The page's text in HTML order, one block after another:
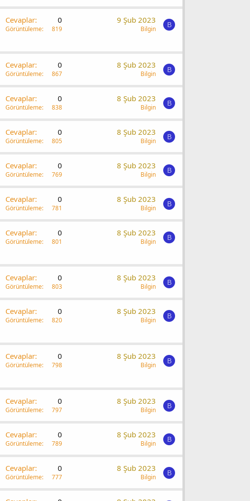
Cevaplar 0
Görüntüleme 819
9 Şub 2023
Bilgin B
Cevaplar 0
Görüntüleme 867
8 Şub 2023
Bilgin B
Cevaplar 0
Görüntüleme 838
8 Şub 2023
Bilgin B
Cevaplar 0
Görüntüleme 805
8 Şub 2023
Bilgin B
Cevaplar 0
Görüntüleme 769
8 Şub 2023
Bilgin B
Cevaplar 0
Görüntüleme 781
8 Şub 2023
Bilgin B
Cevaplar 0
Görüntüleme 801
8 Şub 2023
Bilgin B
Cevaplar 0
Görüntüleme 803
8 Şub 2023
Bilgin B
Cevaplar 0
Görüntüleme 820
8 Şub 2023
Bilgin B
Cevaplar 0
Görüntüleme 798
8 Şub 2023
Bilgin B
Cevaplar 0
Görüntüleme 797
8 Şub 2023
Bilgin B
Cevaplar 0
Görüntüleme 789
8 Şub 2023
Bilgin B
Cevaplar 0
Görüntüleme 777
8 Şub 2023
Bilgin B